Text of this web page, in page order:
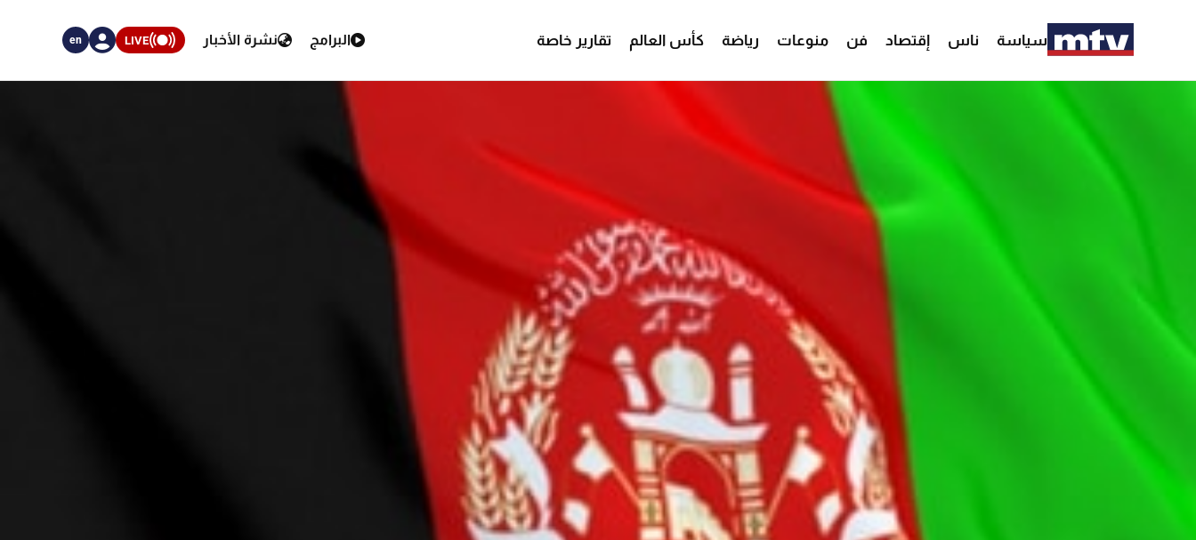
سياسة ناس إقتصاد فن منوعات رياضة كأس العالم تقارير خاصة البرامج نشرة الأخبار LIVE
en